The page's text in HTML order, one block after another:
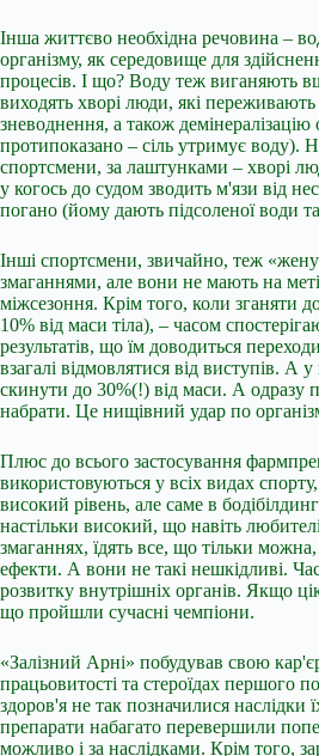
Інша життєво необхідна речовина –
організму, як середовище для
процесів. І що? Воду теж виганяють
виходять хворі люди, які
зневоднення, а також
протипоказано – сіль утримує воду).
спортсмени, за лаштунками – хворі
у когось до судом зводить м'язи від
погано (йому дають підсоленої води
Інші спортсмени, звичайно, теж
змаганнями, але вони не мають на
міжсезоння. Крім того, коли зганяти
10% від маси тіла), – часом
результатів, що їм доводиться
взагалі відмовлятися від виступів. А у
скинути до 30%(!) від маси. А одразу
набрати. Це нищівний удар по
Плюс до всього застосування
використовуються у всіх видах
високий рівень, але саме в
настільки високий, що навіть
змаганнях, їдять все, що тільки
ефекти. А вони не такі нешкідливі.
розвитку внутрішніх органів. Якщо
що пройшли сучасні чемпіони.
«Залізний Арні» побудував свою
працьовитості та стероїдах першого
здоров'я не так позначилися наслідки
препарати набагато перевершили
можливо і за наслідками. Крім того,